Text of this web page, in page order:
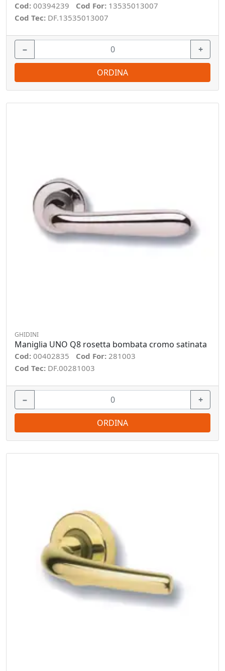
Cod: 00394239 Cod For: 13535013007
Cod Tec: DF.13535013007
− +
ORDINA
GHIDINI
Maniglia UNO Q8 rosetta bombata cromo satinata
Cod: 00402835 Cod For: 281003
Cod Tec: DF.00281003
− +
ORDINA